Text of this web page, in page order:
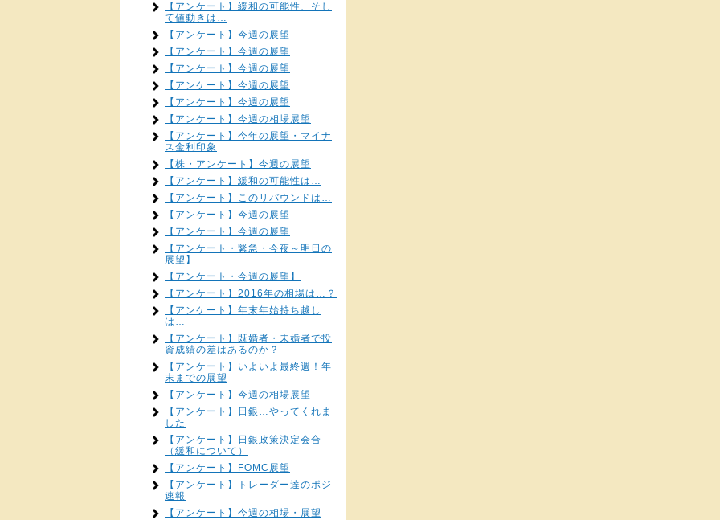
【アンケート】緩和の可能性、そし
て値動きは…
【アンケート】今週の展望
【アンケート】今週の展望
【アンケート】今週の展望
【アンケート】今週の展望
【アンケート】今週の展望
【アンケート】今週の相場展望
【アンケート】今年の展望・マイナ
ス金利印象
【株・アンケート】今週の展望
【アンケート】緩和の可能性は…
【アンケート】このリバウンドは…
【アンケート】今週の展望
【アンケート】今週の展望
【アンケート・緊急・今夜～明日の
展望】
【アンケート・今週の展望】
【アンケート】2016年の相場は…？
【アンケート】年末年始持ち越し
は…
【アンケート】既婚者・未婚者で投
資成績の差はあるのか？
【アンケート】いよいよ最終週！年
末までの展望
【アンケート】今週の相場展望
【アンケート】日銀…やってくれま
した
【アンケート】日銀政策決定会合
（緩和について）
【アンケート】FOMC展望
【アンケート】トレーダー達のポジ
速報
【アンケート】今週の相場・展望